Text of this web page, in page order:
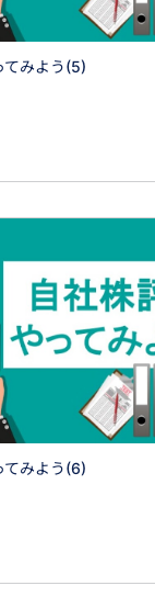
てみよう(5)
てみよう(6)